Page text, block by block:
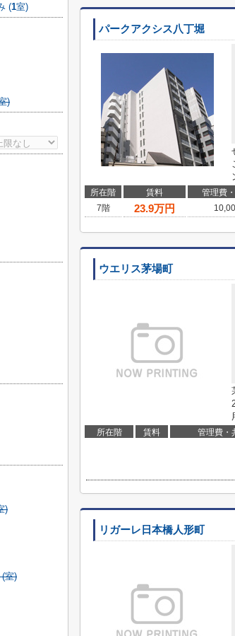
パークアクシス八丁堀
所在階 賃料 管理費
7階
23.9万円
ウエリス茅場町
所在階 賃料 管理費・
リガーレ日本橋人形町
(1室)
)
)
(室)